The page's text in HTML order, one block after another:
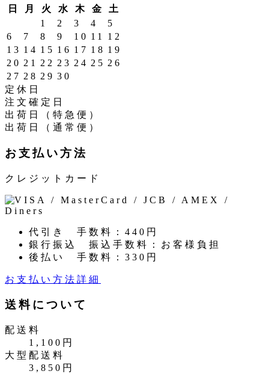
日
月 火 水 木 金
土
1
2 3 4
5
6
7 8 9 10 11
12
13 14 15 16 17 18 19
20 21 22 23 24 25 26
27 28 29 30
定休日
注文確定日
出荷日（特急便）
出荷日（通常便）
お支払い方法
クレジットカード
代引き 手数料：440円
銀行振込 振込手数料：お客様負担
後払い 手数料：330円
お支払い方法詳細
送料について
配送料
1,100円
大型配送料
3,850円